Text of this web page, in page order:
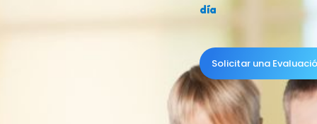
día
Solicitar una